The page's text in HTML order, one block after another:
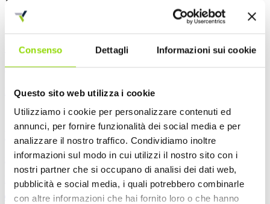
Consenso Dettagli Informazioni sui cookie
Questo sito web utilizza i cookie
Utilizziamo i cookie per personalizzare contenuti ed
annunci, per fornire funzionalità dei social media e per
analizzare il nostro traffico. Condividiamo inoltre
informazioni sul modo in cui utilizzi il nostro sito con i
nostri partner che si occupano di analisi dei dati web,
pubblicità e social media, i quali potrebbero combinarle
con altre informazioni che hai fornito loro o che hanno
Chiamaci
Lun-Ven / 09:00 - 18:00
Inviaci una mail
info [at] tecnasoft.it
Per informazioni o pre-vendita